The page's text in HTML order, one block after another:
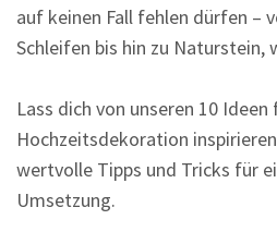
auf keinen Fall fehlen dürfen –
Schleifen bis hin zu Naturstein,
Lass dich von unseren 10 Ideen
Hochzeitsdekoration
wertvolle Tipps und Tricks für
Umsetzung.